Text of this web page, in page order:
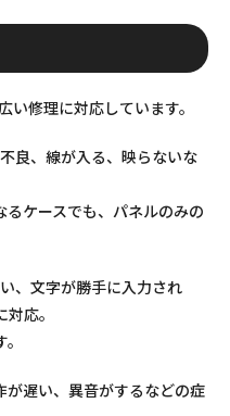
い修理に対応しています。
良、線が入る、映らないな
ケースでも、パネルのみの
、文字が勝手に入力され
応。
遅い、異音がするなどの症